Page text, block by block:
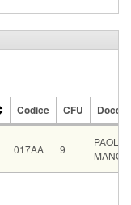
Codice CFU
017AA 9
PAOLO